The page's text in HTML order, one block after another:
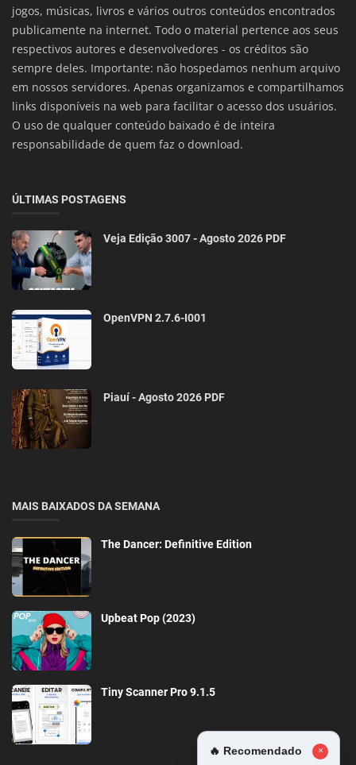
jogos, músicas, livros e vários outros conteúdos encontrados
publicamente na internet. Todo o material pertence aos seus
respectivos autores e desenvolvedores - os créditos são
sempre deles. Importante: não hospedamos nenhum arquivo
em nossos servidores. Apenas organizamos e compartilhamos
links disponíveis na web para facilitar o acesso dos usuários.
O uso de qualquer conteúdo baixado é de inteira
responsabilidade de quem faz o download.
ÚLTIMAS POSTAGENS
Veja Edição 3007 - Agosto 2026 PDF
OpenVPN 2.7.6-I001
Piauí - Agosto 2026 PDF
MAIS BAIXADOS DA SEMANA
The Dancer: Definitive Edition
Upbeat Pop (2023)
Tiny Scanner Pro 9.1.5
🔥 Recomendado ×